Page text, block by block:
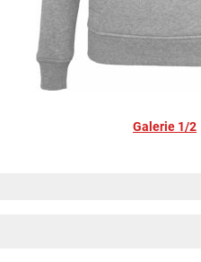
Galerie 1/2